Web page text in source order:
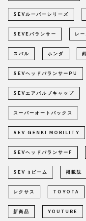
SEVルーパーシリーズ
SEVEバランサー レー
スバル ホンダ
SEVヘッドバランサーPU
SEVエアバルブキャップ
スーパーオートバックス
SEV GENKI MOBILITY
SEVヘッドバランサーF
SEV 3ビーム 掲載誌
レクサス TOYOTA
新商品 YOUTUBE